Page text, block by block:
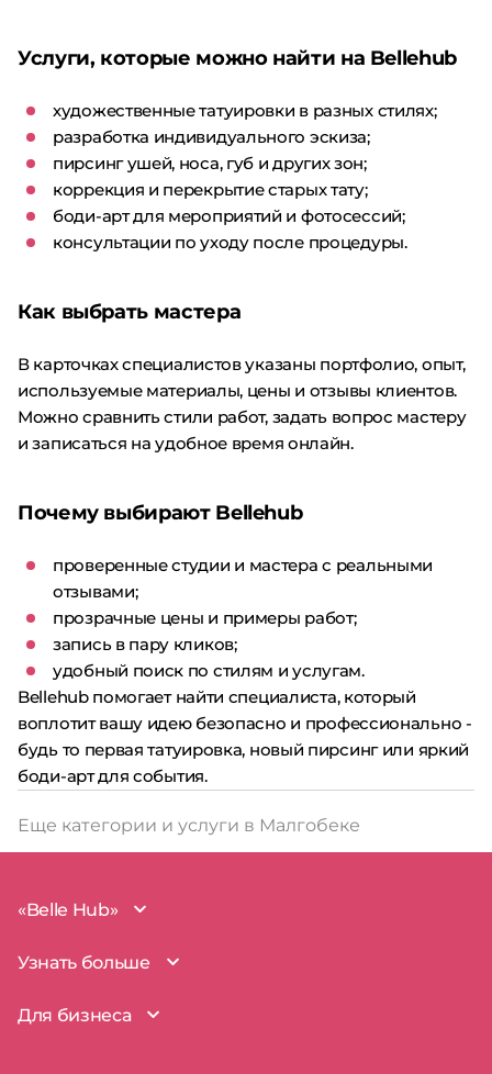
Услуги, которые можно найти на Bellehub
художественные татуировки в разных стилях;
разработка индивидуального эскиза;
пирсинг ушей, носа, губ и других зон;
коррекция и перекрытие старых тату;
боди-арт для мероприятий и фотосессий;
консультации по уходу после процедуры.
Как выбрать мастера
В карточках специалистов указаны портфолио, опыт,
используемые материалы, цены и отзывы клиентов.
Можно сравнить стили работ, задать вопрос мастеру
и записаться на удобное время онлайн.
Почему выбирают Bellehub
проверенные студии и мастера с реальными
отзывами;
прозрачные цены и примеры работ;
запись в пару кликов;
удобный поиск по стилям и услугам.
Bellehub помогает найти специалиста, который
воплотит вашу идею безопасно и профессионально -
будь то первая татуировка, новый пирсинг или яркий
боди-арт для события.
Еще категории и услуги в Малгобеке
«Belle Hub»
О проекте
Наша команда
Узнать больше
BelleHub для вас
Для бизнеса